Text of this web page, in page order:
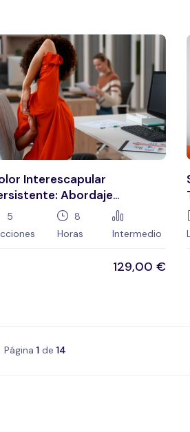
Interescapular
Abordaje
En Fisioterapia
5
8
Horas
Intermedio
129,00 €
Página 1 de 14